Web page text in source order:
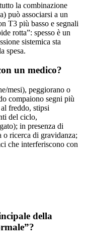
la combinazione
può associarsi a un
T3 più basso e segnali
rotta”: spesso è un
sistemica sta
spesa.
un medico?
mesi), peggiorano o
compaiono segni più
freddo, stipsi
del ciclo,
in presenza di
ricerca di gravidanza;
che interferiscono con
della